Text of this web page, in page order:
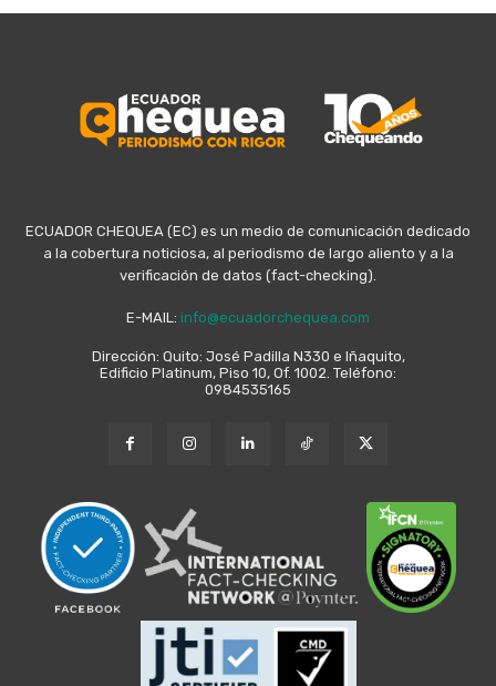
ECUADOR CHEQUEA (EC) es un medio de comunicación dedicado
a la cobertura noticiosa, al periodismo de largo aliento y a la
verificación de datos (fact-checking).
E-MAIL: info@ecuadorchequea.com
Dirección: Quito: José Padilla N330 e Iñaquito,
Edificio Platinum, Piso 10, Of. 1002. Teléfono:
0984535165